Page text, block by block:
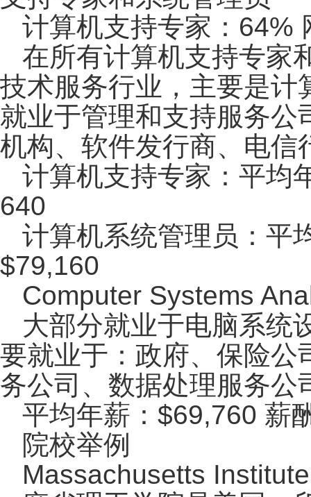
计算机支持专家：64%
在所有计算机支持专家
技术服务行业，主要是计
就业于管理和支持服务公
机构、软件发行商、电信
计算机支持专家：平均
640
计算机系统管理员：平
$79,160
Computer Systems
大部分就业于电脑系统
要就业于：政府、保险公
务公司、数据处理服务公
平均年薪：$69,760 薪
院校举例
Massachusetts